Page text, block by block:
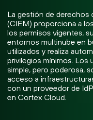
La gestión de derechos
(CIEM) proporciona a
los permisos vigentes,
entornos multinube en
utilizados y realiza
privilegios mínimos. Los
simple, pero poderosa,
acceso a
con un proveedor de
en Cortex Cloud.